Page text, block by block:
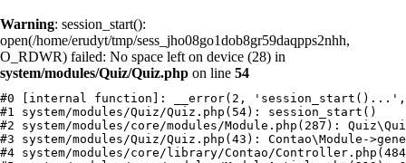
Warning: session_start():
open(/home/erudyt/tmp/sess_jho08go1dob8gr59daqpps2nhh,
O_RDWR) failed: No space left on device (28) in
system/modules/Quiz/Quiz.php on line 54
#0 [internal function]: __error(2,
#1 system/modules/Quiz/Quiz.php(54): session_start()
#2 system/modules/core/modules/Module.php(287):
#3 system/modules/Quiz/Quiz.php(43): Contao\Module-
#4 system/modules/core/library/Contao/